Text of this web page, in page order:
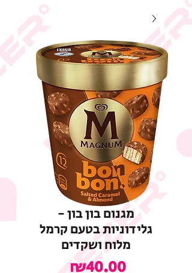
מגנום בון בון -
גלידוניות בטעם קרמל
מלוח ושקדים
₪40.00מחיר